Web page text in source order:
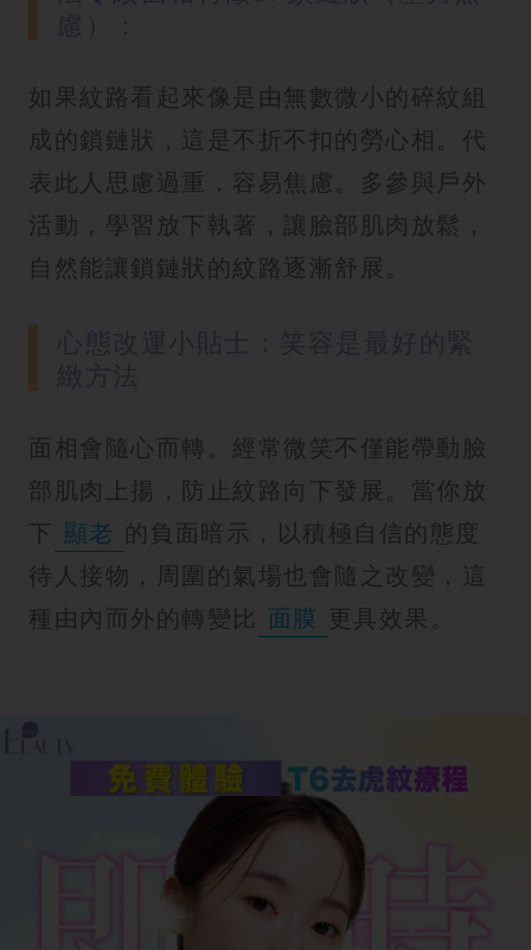
如果紋路看起來像是由無數微小的碎紋組
成的鎖鏈狀，這是不折不扣的勞心相。代
表此人思慮過重，容易焦慮。多參與戶外
活動，學習放下執著，讓臉部肌肉放鬆，
自然能讓鎖鏈狀的紋路逐漸舒展。
面相會隨心而轉。經常微笑不僅能帶動臉
部肌肉上揚，防止紋路向下發展。當你放
下 顯老 的負面暗示，以積極自信的態度
待人接物，周圍的氣場也會隨之改變，這
種由內而外的轉變比 面膜 更具效果。